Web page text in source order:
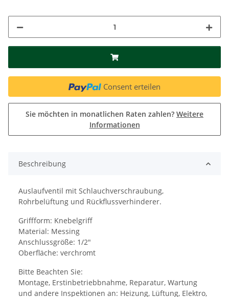
Consent erteilen
Sie möchten in monatlichen Raten zahlen? Weitere
Informationen
Beschreibung
Auslaufventil mit Schlauchverschraubung,
Rohrbelüftung und Rückflussverhinderer.
Griffform: Knebelgriff
Material: Messing
Anschlussgröße: 1/2"
Oberfläche: verchromt
Bitte Beachten Sie:
Montage, Erstinbetriebbnahme, Reparatur, Wartung
und andere Inspektionen an: Heizung, Lüftung, Elektro,